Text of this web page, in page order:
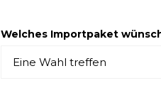
Welches Importpaket